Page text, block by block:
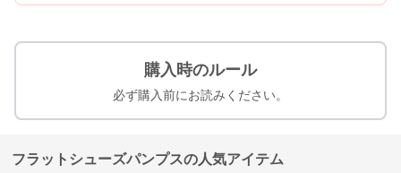
購入時のルール
必ず購入前にお読みください。
フラットシューズパンプスの人気アイテム